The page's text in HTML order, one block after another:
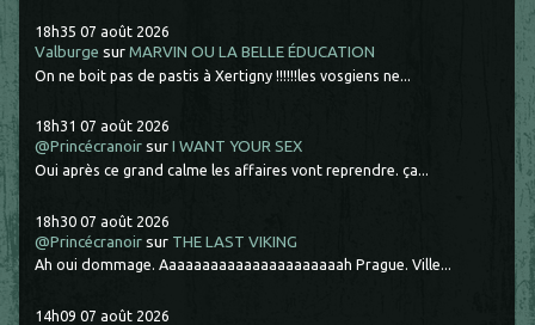
18h35 07 août 2026
Valburge surMARVIN OU LA BELLE ÉDUCATION
On ne boit pas de pastis à Xertigny !!!!!!les vosgiens ne...
18h31 07 août 2026
@Princécranoir surI WANT YOUR SEX
Oui après ce grand calme les affaires vont reprendre. ça...
18h30 07 août 2026
@Princécranoir sur THE LAST VIKING
Ah oui dommage. Aaaaaaaaaaaaaaaaaaaaaah Prague. Ville...
14h09 07 août 2026